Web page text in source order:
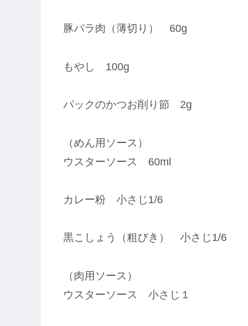
豚バラ肉（薄切り） 60g
もやし 100g
パックのかつお削り節 2g
（めん用ソース）
ウスターソース 60ml
カレー粉 小さじ1/6
黒こしょう（粗びき） 小さじ1/6
（肉用ソース）
ウスターソース 小さじ１